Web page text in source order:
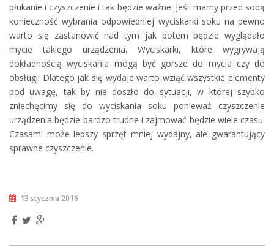
płukanie i czyszczenie i tak będzie ważne. Jeśli mamy przed sobą
konieczność wybrania odpowiedniej wyciskarki soku na pewno
warto się zastanowić nad tym jak potem będzie wyglądało
mycie takiego urządzenia. Wyciskarki, które wygrywają
dokładnością wyciskania mogą być gorsze do mycia czy do
obsługi. Dlatego jak się wydaje warto wziąć wszystkie elementy
pod uwagę, tak by nie doszło do sytuacji, w której szybko
zniechęcimy się do wyciskania soku ponieważ czyszczenie
urządzenia będzie bardzo trudne i zajmować będzie wiele czasu.
Czasami może lepszy sprzęt mniej wydajny, ale gwarantujący
sprawne czyszczenie.
13 stycznia 2016